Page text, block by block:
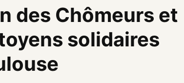
des Chômeurs et
solidaires